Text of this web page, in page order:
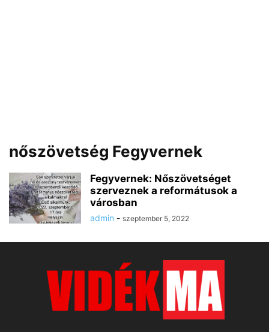
nőszövetség Fegyvernek
Fegyvernek: Nőszövetséget
szerveznek a reformátusok a
városban
admin - szeptember 5, 2022